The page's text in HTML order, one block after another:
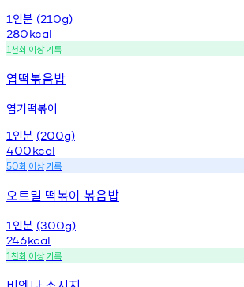
1 인분 (210g)
280kcal
1천회 이상기록
엽떡볶음밥
엽기떡볶이
1 인분 (200g)
400kcal
50회 이상기록
오트밀 떡볶이 볶음밥
1 인분 (300g)
246kcal
1천회 이상기록